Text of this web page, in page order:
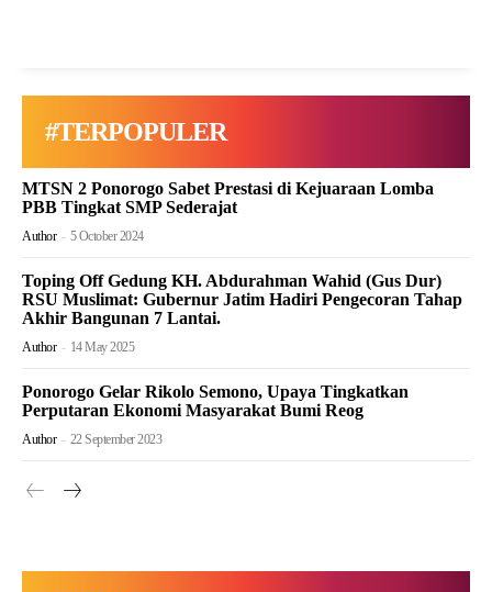
#TERPOPULER
MTSN 2 Ponorogo Sabet Prestasi di Kejuaraan Lomba
PBB Tingkat SMP Sederajat
Author - 5 October 2024
Toping Off Gedung KH. Abdurahman Wahid (Gus Dur)
RSU Muslimat: Gubernur Jatim Hadiri Pengecoran Tahap
Akhir Bangunan 7 Lantai.
Author - 14 May 2025
Ponorogo Gelar Rikolo Semono, Upaya Tingkatkan
Perputaran Ekonomi Masyarakat Bumi Reog
Author - 22 September 2023